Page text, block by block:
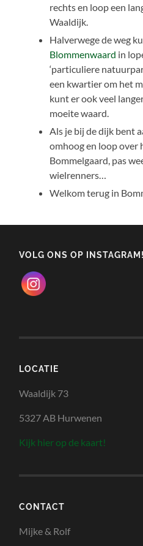
rechts en loop een
Waaldijk.
Halverwege de weg
Blommenwaard in
‘particuliere
een kwartier om het
kunt er ook veel
moeite waard.
Als je bij de dijk bent
omhoog en loop over
Bommelgaard, pas
wielrenners…
Welkom terug in
VOLG ONS OP INSTAGRAM!
LOCATIE
Waaldijk 73
5327 AB Hurwenen
Kijk hier op de kaart!
CONTACT
Mijke & Rolf